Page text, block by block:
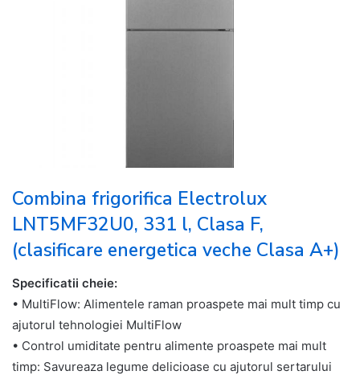
Combina frigorifica Electrolux
LNT5MF32U0, 331 l, Clasa F,
(clasificare energetica veche Clasa A+)
Specificatii cheie:
• MultiFlow: Alimentele raman proaspete mai mult timp cu
ajutorul tehnologiei MultiFlow
• Control umiditate pentru alimente proaspete mai mult
timp: Savureaza legume delicioase cu ajutorul sertarului